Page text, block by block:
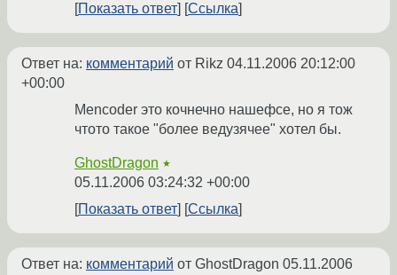
Показать ответ
Ссылка
Ответ на: комментарий от Rikz 04.11.2006 20:12:00
+00:00
Mencoder это кочнечно нашефсе, но я тож
чтото такое "более ведузячее" хотел бы.
GhostDragon ★
05.11.2006 03:24:32 +00:00
Показать ответ
Ссылка
Ответ на: комментарий от GhostDragon 05.11.2006